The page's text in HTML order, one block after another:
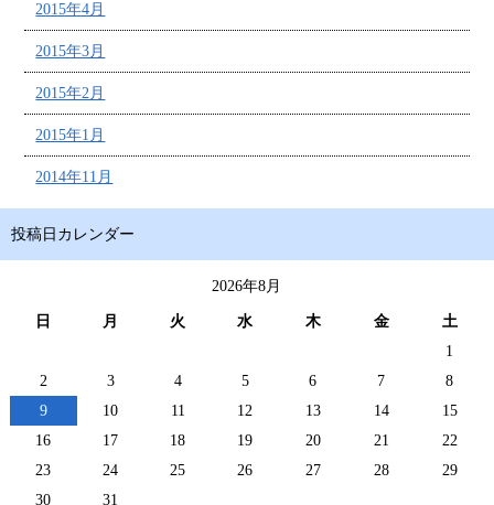
2015年4月
2015年3月
2015年2月
2015年1月
2014年11月
投稿日カレンダー
2026年8月
日 月 火 水 木 金
土
1
2
3 4 5 6 7
8
9
10 11 12 13 14
15
16
17 18 19 20 21
22
23
24 25 26 27 28
29
30
31